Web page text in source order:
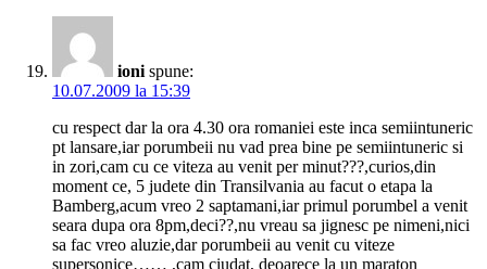
ioni spune:
10.07.2009 la 15:39
cu respect dar la ora 4.30 ora romaniei este inca semiintuneric
pt lansare,iar porumbeii nu vad prea bine pe semiintuneric si
in zori,cam cu ce viteza au venit per minut???,curios,din
moment ce, 5 judete din Transilvania au facut o etapa la
Bamberg,acum vreo 2 saptamani,iar primul porumbel a venit
seara dupa ora 8pm,deci??,nu vreau sa jignesc pe nimeni,nici
sa fac vreo aluzie,dar porumbeii au venit cu viteze
supersonice…… ,cam ciudat, deoarece la un maraton